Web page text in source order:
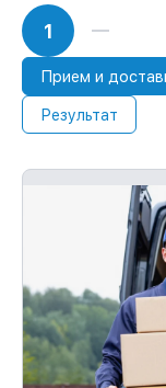
1
Прием и
Результат